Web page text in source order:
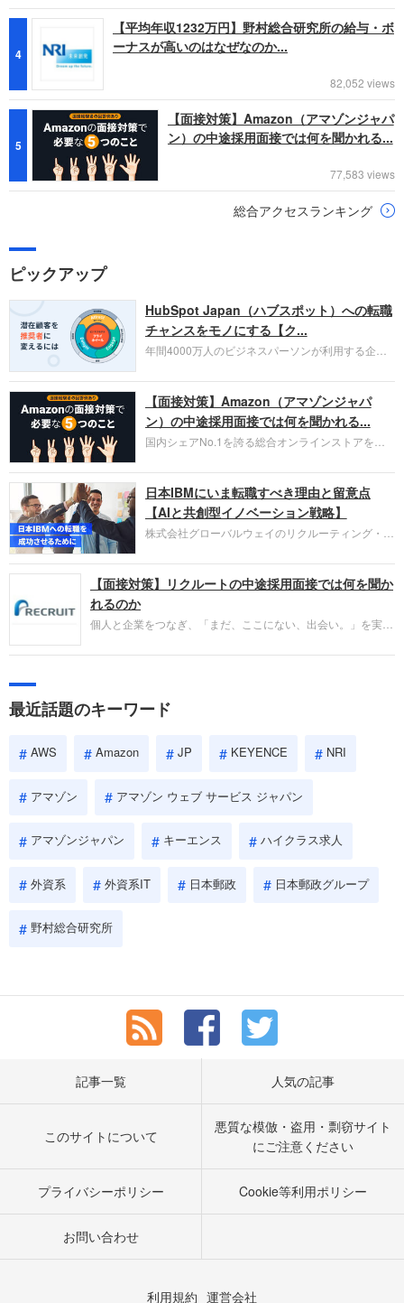
4
【平均年収1232万円】野村総合研究所の給与・ボ
ーナスが高いのはなぜなのか...
82,052 views
5
【面接対策】Amazon（アマゾンジャパ
ン）の中途採用面接では何を聞かれる...
77,583 views
総合アクセスランキング
ピックアップ
HubSpot Japan（ハブスポット）への転職
チャンスをモノにする【ク...
年間4000万人のビジネスパーソンが利用する企業
お勧めするイチオシ企業をご紹介します。今回はク
ラウド型CRMプラットフォームを提供する
HubSpot Japan（ハブスポット・ジャパン）株式会
社です。採用面接対策の企業研究にご活用くださ
い。
【面接対策】Amazon（アマゾンジャパ
ン）の中途採用面接では何を聞かれる...
国内シェアNo.1を誇る総合オンラインストアを運
圧倒的な存在感を持つAmazon。中途採用面接では
過去の具体的な業務成果やリーダーシップの発揮、
失敗からの学びが重視され、人間性やカルチャーフ
ィットも評価対象となり、長期的に成長できる仲間
であるかを多角的に審査されます。
日本IBMにいま転職すべき理由と留意点
【AIと共創型イノベーション戦略】
株式会社グローバルウェイのリクルーティング・パ
パーソンが利用する企業口コミサイト「キャリコ
ネ」の転職エージェントがお勧めするイチオシ企業
IBMです。採用面接対策の企業研究にご活用くださ
い。
【面接対策】リクルートの中途採用面接では何を聞か
れるのか
個人と企業をつなぎ、「まだ、ここにない、出会い。」を実現
やこれまでの成果を具体的に問われるほか、「人間性」も評価
しょう。
最近話題のキーワード
AWS Amazon JP KEYENCE NRI
アマゾン アマゾン ウェブ サービス ジャパン
アマゾンジャパン キーエンス ハイクラス求人
外資系 外資系IT 日本郵政 日本郵政グループ
野村総合研究所
記事一覧 人気の記事
このサイトについて
悪質な模倣・盗用・剽窃サイト
にご注意ください
プライバシーポリシー Cookie等利用ポリシー
お問い合わせ
利用規約 運営会社